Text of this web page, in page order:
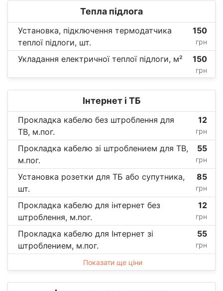
Тепла підлога
Установка, підключення термодатчика
теплої підлоги, шт.
150
грн
Укладання електричної теплої підлоги, м² 150
грн
Інтернет і ТБ
Прокладка кабелю без штроблення для
ТВ, м.пог.
12
грн
Прокладка кабелю зі штроблением для ТВ,
м.пог.
55
грн
Установка розетки для ТБ або супутника,
шт.
85
грн
Прокладка кабелю для інтернет без
штроблення, м.пог.
12
грн
Прокладка кабелю для Інтернет зі
штроблением, м.пог.
55
грн
Показати ще ціни